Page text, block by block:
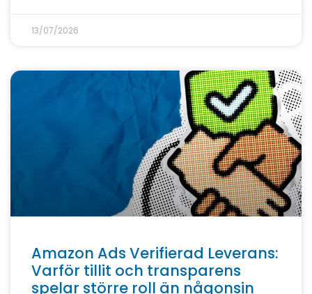
13/07/2026
Amazon Ads Verifierad Leverans:
Varför tillit och transparens
spelar större roll än någonsin